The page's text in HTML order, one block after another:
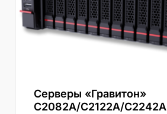
Серверы «Гравитон»
С2082А/С2122А/С2242А